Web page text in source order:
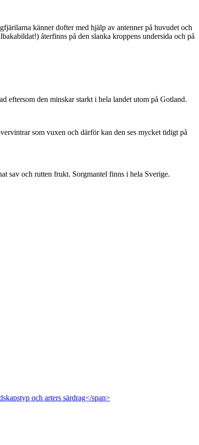
känner dofter med hjälp av antenner på huvudet och
återfinns på den slanka kroppens undersida och på
den minskar starkt i hela landet utom på Gotland.
som vuxen och därför kan den ses mycket tidigt på
sav och rutten frukt. Sorgmantel finns i hela Sverige.
och arters särdrag</span>